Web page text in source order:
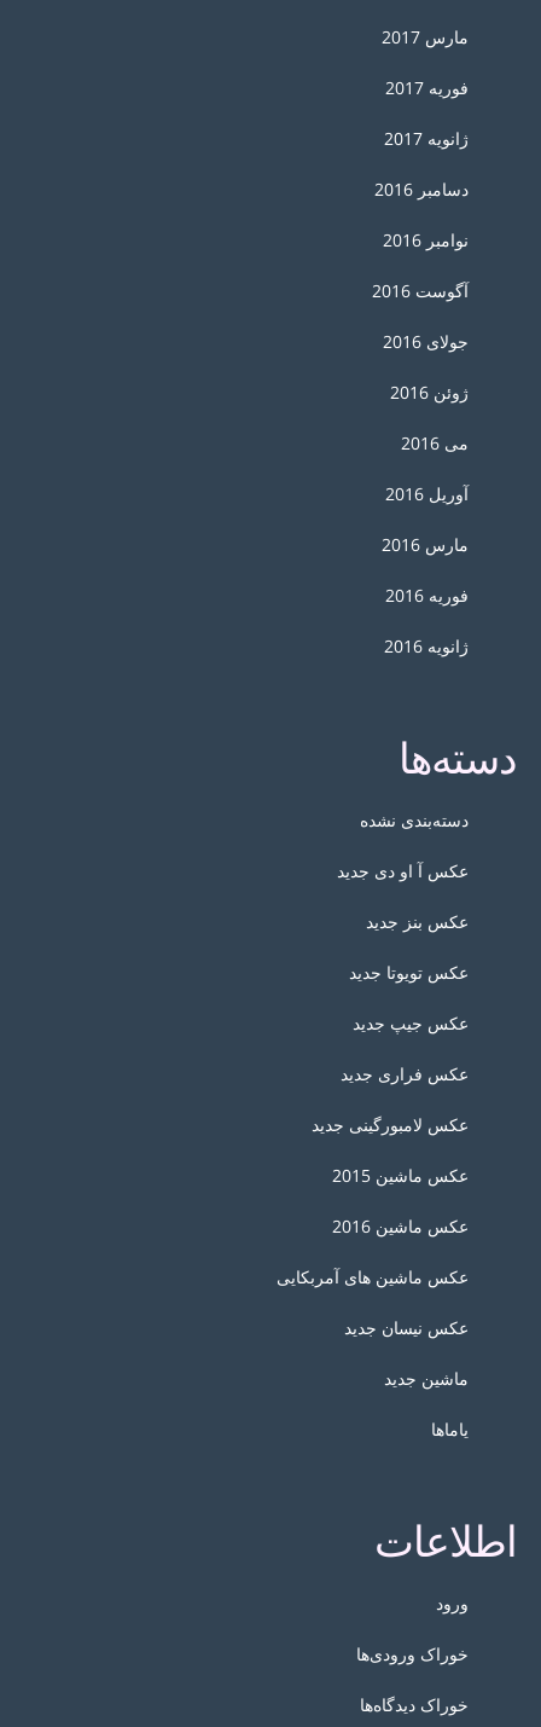
مارس 2017
فوریه 2017
ژانویه 2017
دسامبر 2016
نوامبر 2016
آگوست 2016
جولای 2016
ژوئن 2016
می 2016
آوریل 2016
مارس 2016
فوریه 2016
ژانویه 2016
دسته‌ها
دسته‌بندی نشده
عکس آ او دی جدید
عکس بنز جدید
عکس تویوتا جدید
عکس جیپ جدید
عکس فراری جدید
عکس لامبورگینی جدید
عکس ماشین 2015
عکس ماشین 2016
عکس ماشین های آمربکایی
عکس نیسان جدید
ماشین جدید
یاماها
اطلاعات
ورود
خوراک ورودی‌ها
خوراک دیدگاه‌ها